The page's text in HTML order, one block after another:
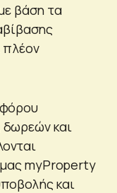
βάση τα
πλέον
και
myProperty
και